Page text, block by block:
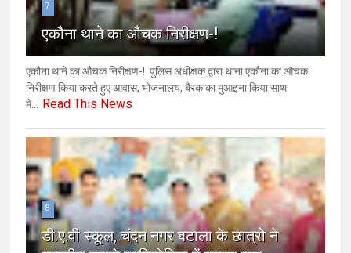
7
एकौना थाने का औचक निरीक्षण-!
एकौना थाने का औचक निरीक्षण-! ​ ​पुलिस अधीक्षक द्वारा थाना एकौना का औचक
निरीक्षण किया करते हुए आवास, भोजनालय, बैरक का मुआइना किया साथ
मे...
Read This News
8
डी.ए.वी स्कूल, चंदन नगर बटाला के छात्रो ने